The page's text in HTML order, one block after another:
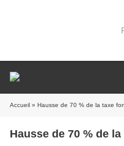
Accueil » Hausse de 70 % de la taxe
Hausse de 70 % de